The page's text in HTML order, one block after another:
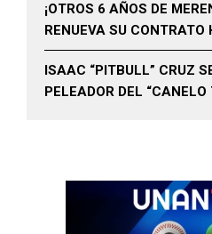
¡OTROS 6 AÑOS DE
RENUEVA SU
ISAAC “PITBULL” CRUZ
PELEADOR DEL “CANELO